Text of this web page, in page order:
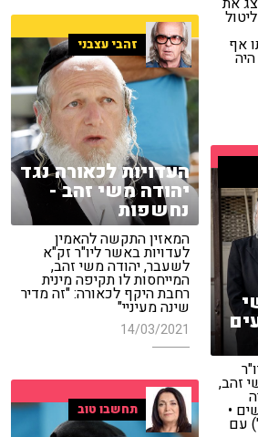
אף זהבי עצבני
העדויות לכאורה נגד
יהודה משי זהב -
נחשפות
המאזין התקשה להאמין
לעדויות באשר ליו"ר זק"א
לשעבר, יהודה משי זהב,
המייחסות לו תקיפה מינית
רחבת היקף לכאורה: "זה מדיר
שינה מעיניי"
14/03/2021
זהב,
•
עם
תחשבו טוב